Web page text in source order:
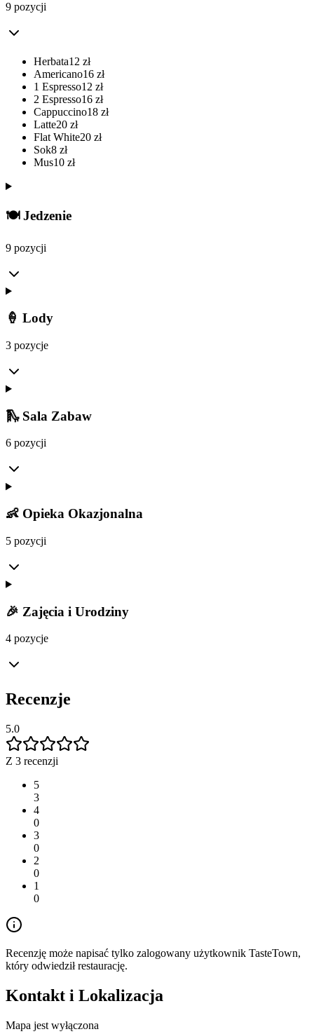
9 pozycji
Herbata12 zł
Americano16 zł
1 Espresso12 zł
2 Espresso16 zł
Cappuccino18 zł
Latte20 zł
Flat White20 zł
Sok8 zł
Mus10 zł
🍽️ Jedzenie
9 pozycji
🍦 Lody
3 pozycje
🛝 Sala Zabaw
6 pozycji
👶 Opieka Okazjonalna
5 pozycji
🎉 Zajęcia i Urodziny
4 pozycje
Recenzje
5.0
Z 3 recenzji
5
3
4
0
3
0
2
0
1
0
Recenzję może napisać tylko zalogowany użytkownik TasteTown,
który odwiedził restaurację.
Kontakt i Lokalizacja
Mapa jest wyłączona